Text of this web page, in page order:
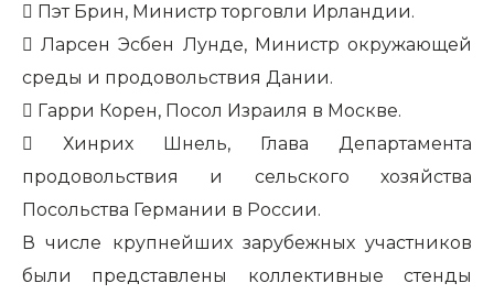
​ Пэт Брин, Министр торговли Ирландии.
​Ларсен Эсбен Лунде, Министр окружающей
среды и продовольствия Дании.
​ Гарри Корен, Посол Израиля в Москве.
​ Хинрих Шнель, Глава Департамента
продовольствия и сельского хозяйства
Посольства Германии в России.
В числе крупнейших зарубежных участников
были представлены коллективные стенды